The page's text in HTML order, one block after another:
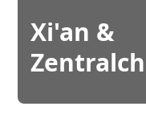
Xi'an &